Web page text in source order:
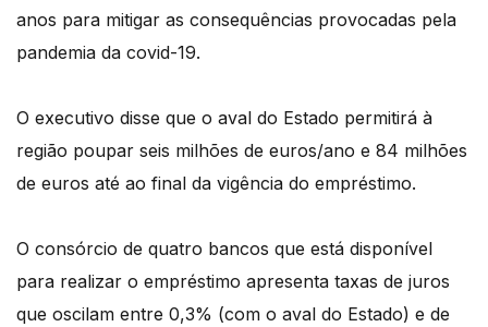
anos para mitigar as consequências provocadas pela
pandemia da covid-19.
O executivo disse que o aval do Estado permitirá à
região poupar seis milhões de euros/ano e 84 milhões
de euros até ao final da vigência do empréstimo.
O consórcio de quatro bancos que está disponível
para realizar o empréstimo apresenta taxas de juros
que oscilam entre 0,3% (com o aval do Estado) e de